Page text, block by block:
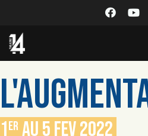
1er au 5 fev 2022